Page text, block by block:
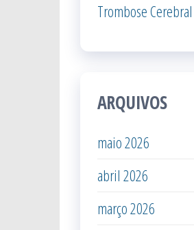
Trombose Cerebral
ARQUIVOS
maio 2026
abril 2026
março 2026